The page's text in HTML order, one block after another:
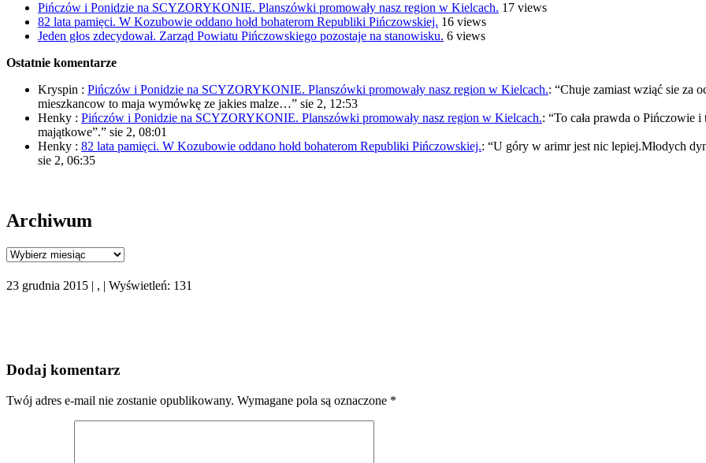
Pińczów i Ponidzie na SCYZORYKONIE. Planszówki promowały nasz region w Kielcach. 17 views
82 lata pamięci. W Kozubowie oddano hołd bohaterom Republiki Pińczowskiej. 16 views
Jeden głos zdecydował. Zarząd Powiatu Pińczowskiego pozostaje na stanowisku. 6 views
Ostatnie komentarze
Kryspin : Pińczów i Ponidzie na SCYZORYKONIE. Planszówki promowały nasz region w Kielcach.: “Chuje zamiast wziąć sie za
mieszkancow to maja wymówkę ze jakies malze…” sie 2, 12:53
Henky : Pińczów i Ponidzie na SCYZORYKONIE. Planszówki promowały nasz region w Kielcach.: “To cała prawda o Pińczowie
majątkowe”.” sie 2, 08:01
Henky : 82 lata pamięci. W Kozubowie oddano hołd bohaterom Republiki Pińczowskiej.: “U góry w arimr jest nic lepiej.Młodych
sie 2, 06:35
Archiwum
Archiwum
23 grudnia 2015 | , | Wyświetleń: 131
Dodaj komentarz
Twój adres e-mail nie zostanie opublikowany. Wymagane pola są oznaczone *